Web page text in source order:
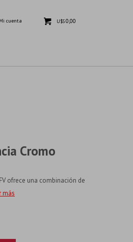
U$S0,00
Cromo
ofrece una combinación de
más